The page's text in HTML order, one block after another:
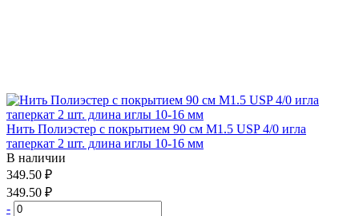
Нить Полиэстер с покрытием 90 см М1.5 USP 4/0 игла
таперкат 2 шт. длина иглы 10-16 мм
В наличии
349.50 ₽
349.50 ₽
-